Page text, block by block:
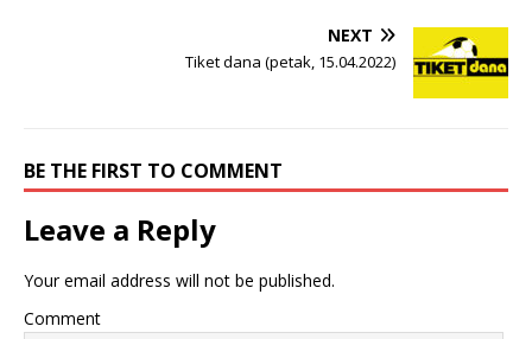
NEXT
Tiket dana (petak, 15.04.2022)
BE THE FIRST TO COMMENT
Leave a Reply
Your email address will not be published.
Comment